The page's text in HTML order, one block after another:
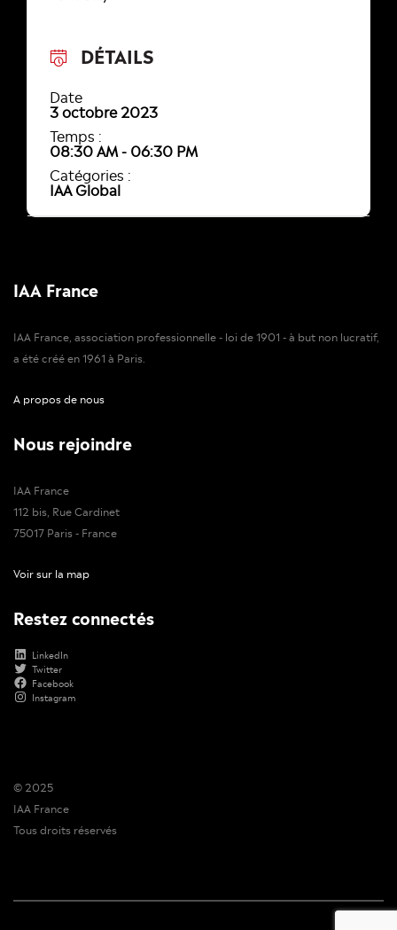
DÉTAILS
Date
3 octobre 2023
Temps :
08:30 AM - 06:30 PM
Catégories :
IAA Global
IAA France
IAA France, association professionnelle - loi de 1901 - à but non lucratif,
a été créé en 1961 à Paris.
A propos de nous
Nous rejoindre
IAA France
112 bis, Rue Cardinet
75017 Paris - France
Voir sur la map
Restez connectés
LinkedIn
Twitter
Facebook
Instagram
© 2025
IAA France
Tous droits réservés